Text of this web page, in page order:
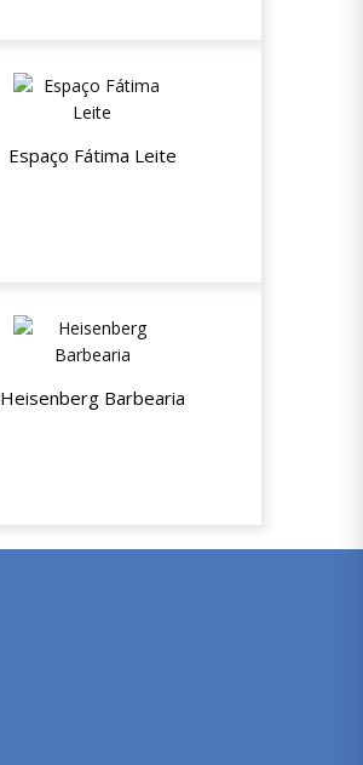
Espaço Fátima Leite
Heisenberg Barbearia